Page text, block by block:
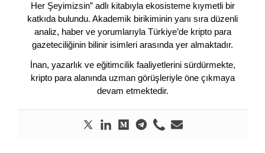
Her Şeyimizsin” adlı kitabıyla ekosisteme kıymetli bir
katkıda bulundu. Akademik birikiminin yanı sıra düzenli
analiz, haber ve yorumlarıyla Türkiye’de kripto para
gazeteciliğinin bilinir isimleri arasında yer almaktadır.
İnan, yazarlık ve eğitimcilik faaliyetlerini sürdürmekte,
kripto para alanında uzman görüşleriyle öne çıkmaya
devam etmektedir.